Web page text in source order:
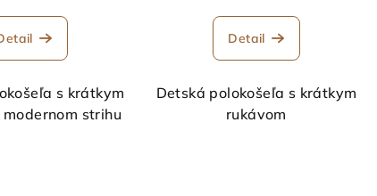
s krátkym
strihu
Detail
Detská polokošeľa s krátkym
rukávom